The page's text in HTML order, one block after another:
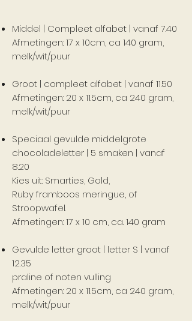
Middel | Compleet alfabet | vanaf 7.40
Afmetingen: 17 x 10cm, ca 140 gram,
melk/wit/puur
Groot | compleet alfabet | vanaf 11.50
Afmetingen: 20 x 11.5cm, ca 240 gram,
melk/wit/puur
Speciaal gevulde middelgrote
chocoladeletter | 5 smaken | vanaf
8.20
Kies uit: Smarties, Gold,
Ruby framboos meringue, of
Stroopwafel.
Afmetingen: 17 x 10 cm, ca. 140 gram
Gevulde letter groot | letter S | vanaf
12.35
praline of noten vulling
Afmetingen: 20 x 11.5cm, ca 240 gram,
melk/wit/puur